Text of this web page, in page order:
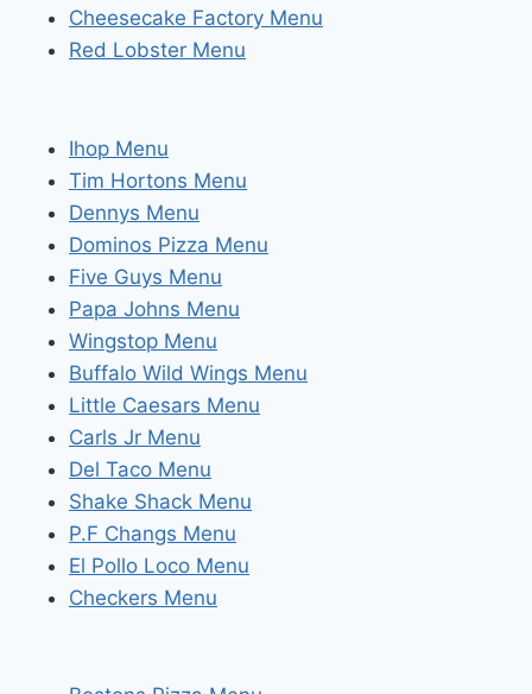
Cheesecake Factory Menu
Red Lobster Menu
Ihop Menu
Tim Hortons Menu
Dennys Menu
Dominos Pizza Menu
Five Guys Menu
Papa Johns Menu
Wingstop Menu
Buffalo Wild Wings Menu
Little Caesars Menu
Carls Jr Menu
Del Taco Menu
Shake Shack Menu
P.F Changs Menu
El Pollo Loco Menu
Checkers Menu